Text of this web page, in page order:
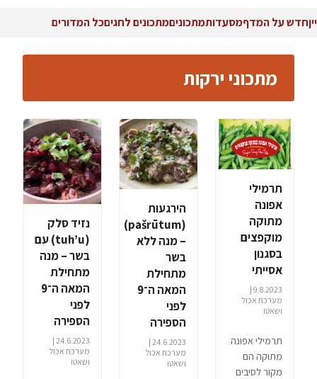
ייןחדש על המדףמסעדותמתכוניםמתכונים לחגיםכל המדורים
מתכוני ירקות
תרמילי
אפונה
מתוקה
מוקפצים
בסגנון
אסייתי
9.8.2023 |
מערכת אכול
ושאטו
תרמילי אפונה
מתוקה הם
מקור לסיבים
הירגעות
(pašrūtum)
– מנה ללא
בשר
מתחילת
המאה ה־9
לפני
הספירה
24.6.2023 |
מערכת אכול
ושאטו
נזיד סלק
(tuh’u) עם
בשר – מנה
מתחילת
המאה ה־9
לפני
הספירה
24.6.2023 |
מערכת אכול
ושאטו